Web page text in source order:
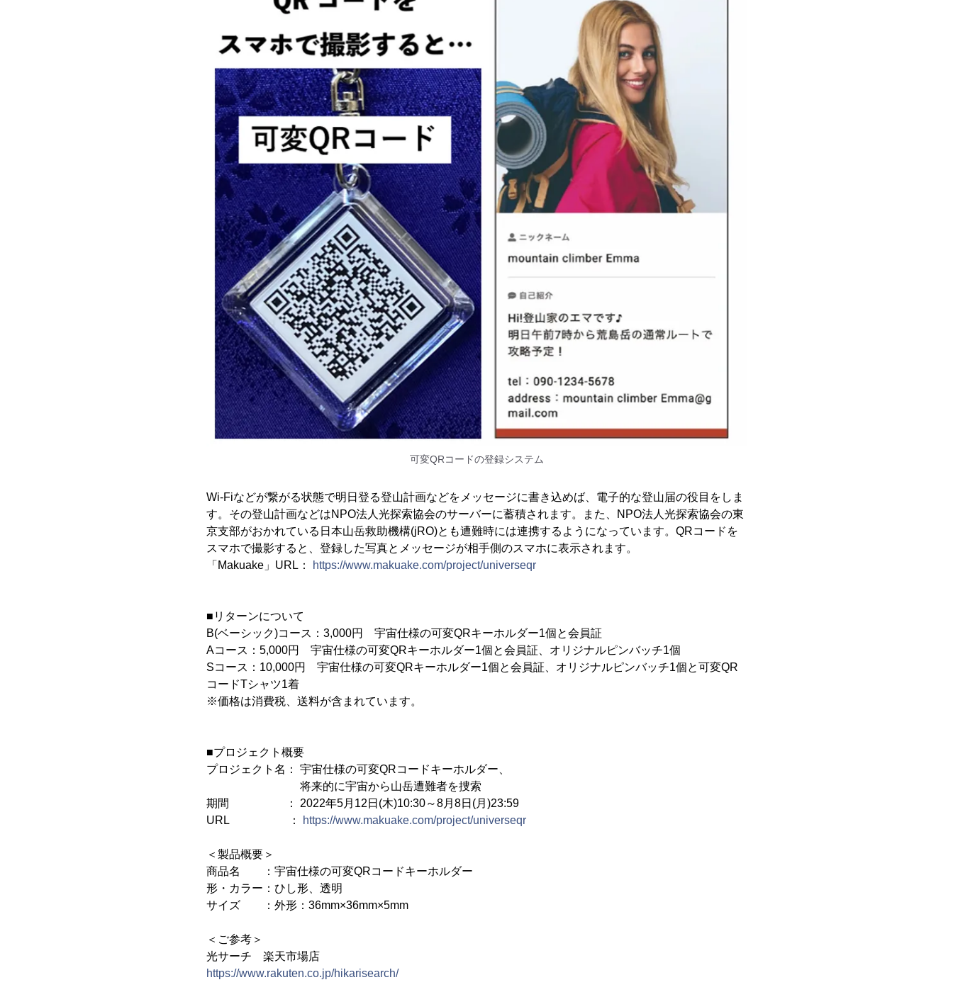
可変QRコードの登録システム
Wi-Fiなどが繋がる状態で明日登る登山計画などをメッセージに書き込めば、電子的な登山届の役目をしま
す。その登山計画などはNPO法人光探索協会のサーバーに蓄積されます。また、NPO法人光探索協会の東
京支部がおかれている日本山岳救助機構(jRO)とも遭難時には連携するようになっています。QRコードを
スマホで撮影すると、登録した写真とメッセージが相手側のスマホに表示されます。
「Makuake」URL：
https://www.makuake.com/project/universeqr
■リターンについて
B(ベーシック)コース：3,000円 宇宙仕様の可変QRキーホルダー1個と会員証
Aコース：5,000円 宇宙仕様の可変QRキーホルダー1個と会員証、オリジナルピンバッチ1個
Sコース：10,000円 宇宙仕様の可変QRキーホルダー1個と会員証、オリジナルピンバッチ1個と可変QR
コードTシャツ1着
※価格は消費税、送料が含まれています。
■プロジェクト概要
プロジェクト名： 宇宙仕様の可変QRコードキーホルダー、
将来的に宇宙から山岳遭難者を捜索
期間 ： 2022年5月12日(木)10:30～8月8日(月)23:59
URL ：
https://www.makuake.com/project/universeqr
＜製品概要＞
商品名 ：宇宙仕様の可変QRコードキーホルダー
形・カラー：ひし形、透明
サイズ ：外形：36mm×36mm×5mm
＜ご参考＞
光サーチ 楽天市場店
https://www.rakuten.co.jp/hikarisearch/